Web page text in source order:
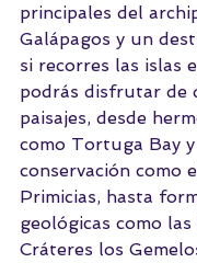
principales del
Galápagos y un
si recorres las islas
podrás disfrutar de
paisajes, desde
como Tortuga Bay
conservación como
Primicias, hasta
geológicas como
Cráteres los